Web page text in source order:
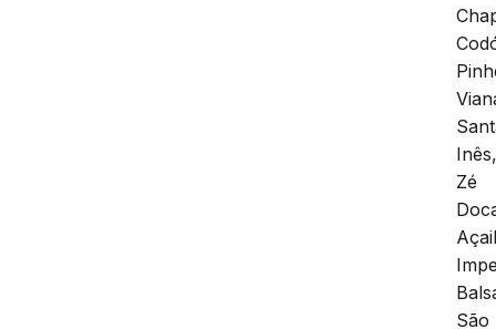
Zé
São